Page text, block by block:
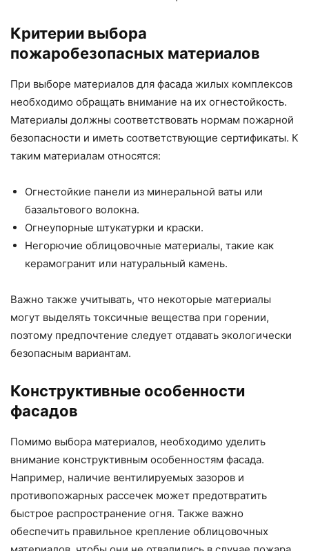
Критерии выбора
пожаробезопасных материалов
При выборе материалов для фасада жилых комплексов
необходимо обращать внимание на их огнестойкость.
Материалы должны соответствовать нормам пожарной
безопасности и иметь соответствующие сертификаты. К
таким материалам относятся:
Огнестойкие панели из минеральной ваты или
базальтового волокна.
Огнеупорные штукатурки и краски.
Негорючие облицовочные материалы, такие как
керамогранит или натуральный камень.
Важно также учитывать, что некоторые материалы
могут выделять токсичные вещества при горении,
поэтому предпочтение следует отдавать экологически
безопасным вариантам.
Конструктивные особенности
фасадов
Помимо выбора материалов, необходимо уделить
внимание конструктивным особенностям фасада.
Например, наличие вентилируемых зазоров и
противопожарных рассечек может предотвратить
быстрое распространение огня. Также важно
обеспечить правильное крепление облицовочных